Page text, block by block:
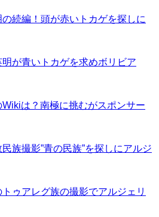
続編！頭が赤いトカゲを探しに
が青いトカゲを求めボリビア
は？南極に挑むがスポンサー
族撮影”青の民族”を探しにアルジ
ゥアレグ族の撮影でアルジェリ